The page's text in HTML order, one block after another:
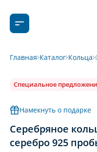
Главная Каталог Кольца
Специальное
Намекнуть о подарке
Серебряное
серебро 925